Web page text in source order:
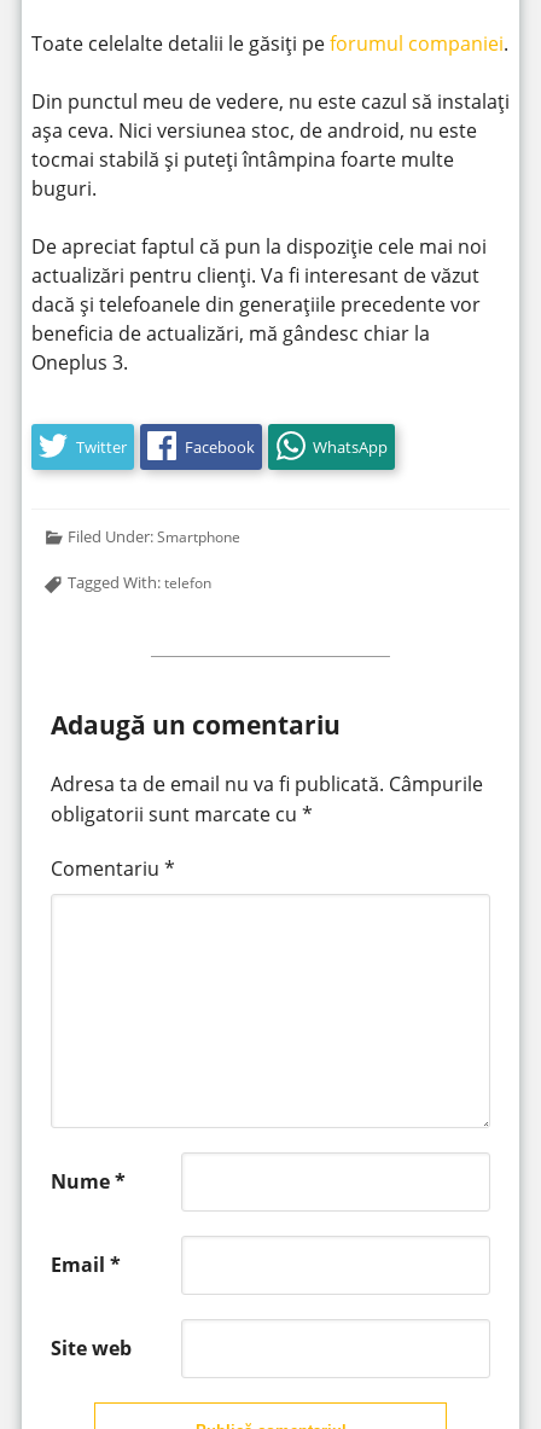
Toate celelalte detalii le găsiți peforumul companiei.
Din punctul meu de vedere, nu este cazul să instalați
așa ceva. Nici versiunea stoc, de android, nu este
tocmai stabilă și puteți întâmpina foarte multe
buguri.
De apreciat faptul că pun la dispoziție cele mai noi
actualizări pentru clienți. Va fi interesant de văzut
dacă și telefoanele din generațiile precedente vor
beneficia de actualizări, mă gândesc chiar la
Oneplus 3.
Twitter Facebook WhatsApp
Filed Under:Smartphone
Tagged With:telefon
Adaugă un comentariu
Adresa ta de email nu va fi publicată. Câmpurile
obligatorii sunt marcate cu *
Comentariu *
Nume*
Email *
Site web